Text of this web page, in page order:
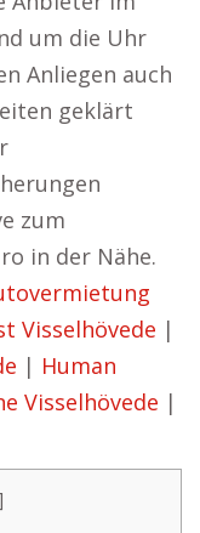
um die Uhr
Anliegen auch
geklärt
zum
in der Nähe.
Visselhövede |
| Human
Visselhövede |